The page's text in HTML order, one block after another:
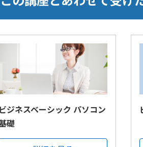
ビジネスベーシック パソコン
礎